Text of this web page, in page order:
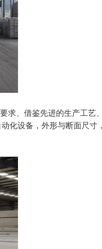
求、借鉴先进的生产工
化设备，外形与断面尺